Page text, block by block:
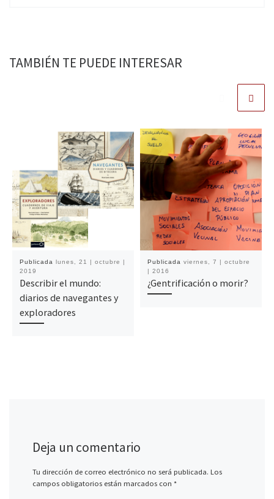
TAMBIÉN TE PUEDE INTERESAR
Publicada
lunes, 21 | octubre |
2019
Describir el mundo:
diarios de navegantes y
exploradores
Publicada viernes, 7 | octubre
| 2016
¿Gentrificación o morir?
Deja un comentario
Tu dirección de correo electrónico no será publicada. Los
campos obligatorios están marcados con *